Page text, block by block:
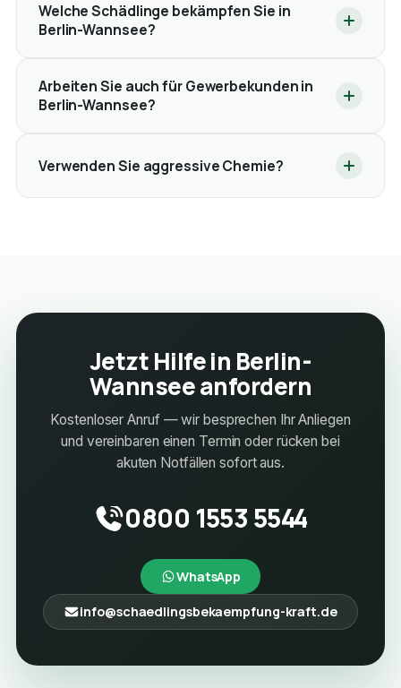
Welche Schädlinge bekämpfen Sie in
Berlin-Wannsee?
Arbeiten Sie auch für Gewerbekunden in
Berlin-Wannsee?
Verwenden Sie aggressive Chemie?
Jetzt Hilfe in Berlin-
Wannsee anfordern
Kostenloser Anruf — wir besprechen Ihr Anliegen
und vereinbaren einen Termin oder rücken bei
akuten Notfällen sofort aus.
0800 1553 5544
WhatsApp
info@schaedlingsbekaempfung-kraft.de